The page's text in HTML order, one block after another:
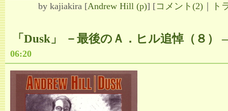
by kajiakira [Andrew Hill (p)] [コメント(2) ｜ ト
「Dusk」 －最後のＡ．ヒル追悼（８）
06:20